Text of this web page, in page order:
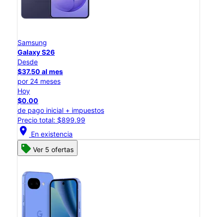
Samsung
Galaxy S26
Desde
$37.50 al mes
por 24 meses
Hoy
$0.00
de pago inicial + impuestos
Precio total: $899.99
location_on En existencia
Ver 5 ofertas